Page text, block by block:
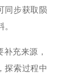
同步获取陨
充来源，
探索过程中